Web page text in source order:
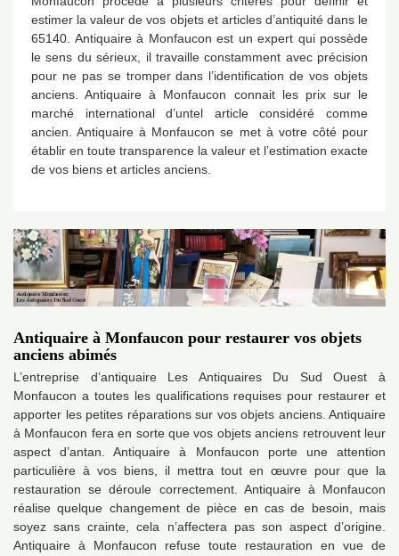
estimer la valeur de vos objets et articles d’antiquité dans le
65140. Antiquaire à Monfaucon est un expert qui possède
le sens du sérieux, il travaille constamment avec précision
pour ne pas se tromper dans l’identification de vos objets
anciens. Antiquaire à Monfaucon connait les prix sur le
marché international d’untel article considéré comme
ancien. Antiquaire à Monfaucon se met à votre côté pour
établir en toute transparence la valeur et l’estimation exacte
de vos biens et articles anciens.
Antiquaire à Monfaucon pour restaurer vos objets
anciens abimés
L’entreprise d’antiquaire Les Antiquaires Du Sud Ouest à
Monfaucon a toutes les qualifications requises pour restaurer et
apporter les petites réparations sur vos objets anciens. Antiquaire
à Monfaucon fera en sorte que vos objets anciens retrouvent leur
aspect d’antan. Antiquaire à Monfaucon porte une attention
particulière à vos biens, il mettra tout en œuvre pour que la
restauration se déroule correctement. Antiquaire à Monfaucon
réalise quelque changement de pièce en cas de besoin, mais
soyez sans crainte, cela n’affectera pas son aspect d’origine.
Antiquaire à Monfaucon refuse toute restauration en vue de